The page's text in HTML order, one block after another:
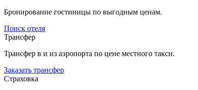
Бронирование гостиницы по выгодным ценам.
Поиск отеля
Трансфер
Трансфер в и из аэропорта по цене местного такси.
Заказать трансфер
Страховка